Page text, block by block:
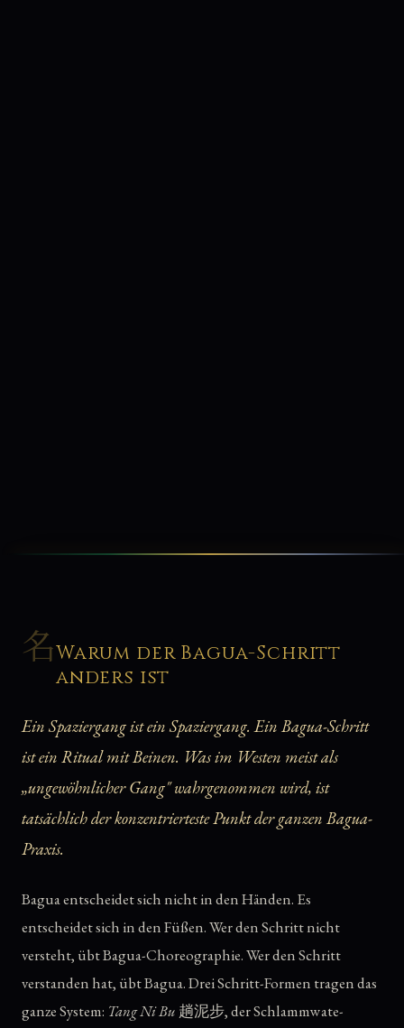
名Warum der Bagua-Schritt
anders ist
Ein Spaziergang ist ein Spaziergang. Ein Bagua-Schritt
ist ein Ritual mit Beinen. Was im Westen meist als
„ungewöhnlicher Gang" wahrgenommen wird, ist
tatsächlich der konzentrierteste Punkt der ganzen Bagua-
Praxis.
Bagua entscheidet sich nicht in den Händen. Es
entscheidet sich in den Füßen. Wer den Schritt nicht
versteht, übt Bagua-Choreographie. Wer den Schritt
verstanden hat, übt Bagua. Drei Schritt-Formen tragen das
ganze System: Tang Ni Bu 趟泥步, der Schlammwate-